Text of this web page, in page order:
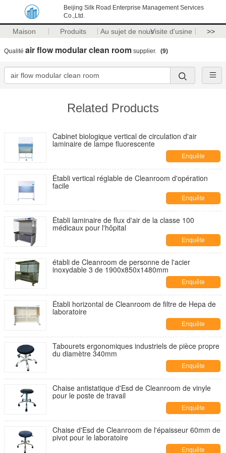
Beijing Silk Road Enterprise Management Services
Co.,Ltd.
Maison Produits Au sujet de nousVisite d'usine >>
Qualité air flow modular clean room supplier. (9)
Related Products
Cabinet biologique vertical de circulation d'air
laminaire de lampe fluorescente
Enquête
maintenant
Établi vertical réglable de Cleanroom d'opération
facile
Enquête
maintenant
Établi laminaire de flux d'air de la classe 100
médicaux pour l'hôpital
Enquête
maintenant
établi de Cleanroom de personne de l'acier
inoxydable 3 de 1900x850x1480mm
Enquête
maintenant
Établi horizontal de Cleanroom de filtre de Hepa de
laboratoire
Enquête
maintenant
Tabourets ergonomiques industriels de pièce propre
du diamètre 340mm
Enquête
maintenant
Chaise antistatique d'Esd de Cleanroom de vinyle
pour le poste de travail
Enquête
maintenant
Chaise d'Esd de Cleanroom de l'épaisseur 60mm de
pivot pour le laboratoire
Enquête